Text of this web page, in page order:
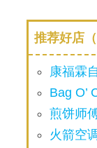
推荐好店
康福霖
Bag O’
煎饼师
火箭空